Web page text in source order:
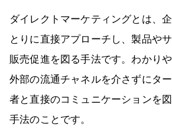
ダイレクトマーケティングとは、
とりに直接アプローチし、製品や
販売促進を図る手法です。わかり
外部の流通チャネルを介さずにタ
者と直接のコミュニケーションを
手法のことです。